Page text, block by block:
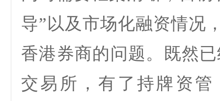
导”以及市场化融资情况
香港券商的问题。既然
交易所，有了持牌资管